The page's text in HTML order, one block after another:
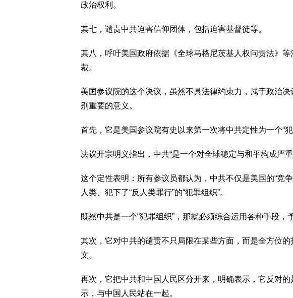
政治权利。
其七，谴责中共迫害信仰团体，包括迫害基督徒等。
其八，呼吁美国政府依据《全球马格尼茨基人权问责法》
裁。
美国参议院的这个决议，虽然不具法律约束力，属于政治
别重要的意义。
首先，它是美国参议院有史以来第一次将中共定性为一个“犯
决议开宗明义指出，中共“是一个对全球稳定与和平构成严重
这个定性表明：所有参议员都认为，中共不仅是美国的“竞争
人类、犯下了“反人类罪行”的“犯罪组织”。
既然中共是一个“犯罪组织”，那就必须综合运用各种手段，
其次，它对中共的谴责不只局限在某些方面，而是全方位
文。
再次，它把中共和中国人民区分开来，明确表示，它反对
示，与中国人民站在一起。